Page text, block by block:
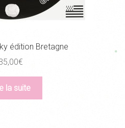
édition Bretagne
€
la suite